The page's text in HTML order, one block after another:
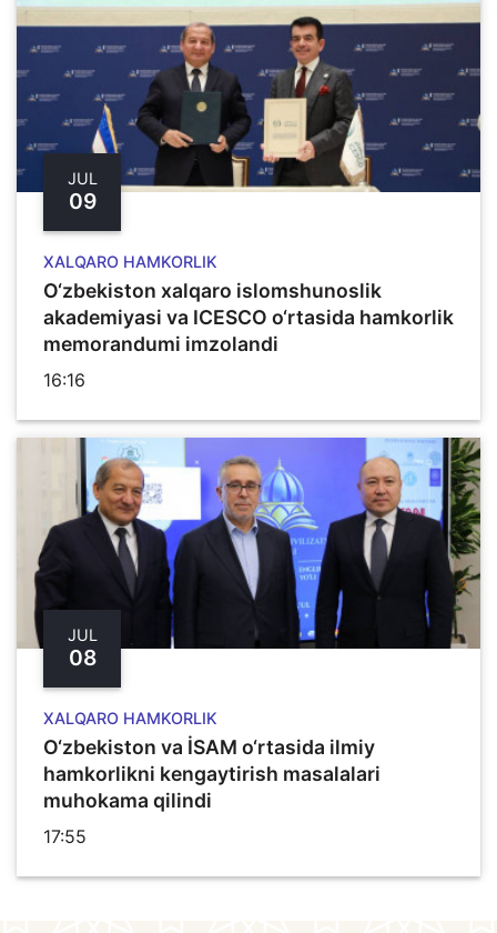
JUL
09
XALQARO HAMKORLIK
O‘zbekiston xalqaro islomshunoslik
akademiyasi va ICESCO o‘rtasida hamkorlik
memorandumi imzolandi
16:16
JUL
08
XALQARO HAMKORLIK
O‘zbekiston va İSAM o‘rtasida ilmiy
hamkorlikni kengaytirish masalalari
muhokama qilindi
17:55